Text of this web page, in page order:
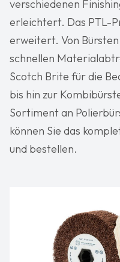
verschiedenen
erleichtert. Das PTL-
erweitert. Von
schnellen
Scotch Brite für die
bis hin zur
Sortiment an
können Sie das
und bestellen.